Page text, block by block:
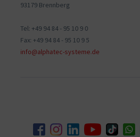
93179 Brennberg
Tel: +49 94 84 - 95 10 9 0
Fax: +49 94 84 - 95 10 9 5
info@alphatec-systeme.de